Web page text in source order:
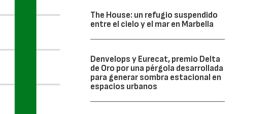
The House: un refugio suspendido
entre el cielo y el mar en Marbella
Denvelops y Eurecat, premio Delta
de Oro por una pérgola desarrollada
para generar sombra estacional en
espacios urbanos